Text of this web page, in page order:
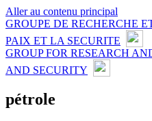
Aller au contenu principal
GROUPE DE RECHERCHE
PAIX ET LA SECURITE
GROUP FOR RESEARCH
AND SECURITY
pétrole